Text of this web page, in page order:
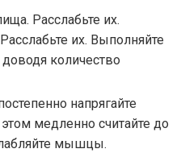
Расслабьте их.
их. Выполняйте
количество
напрягайте
медленно считайте до
мышцы.